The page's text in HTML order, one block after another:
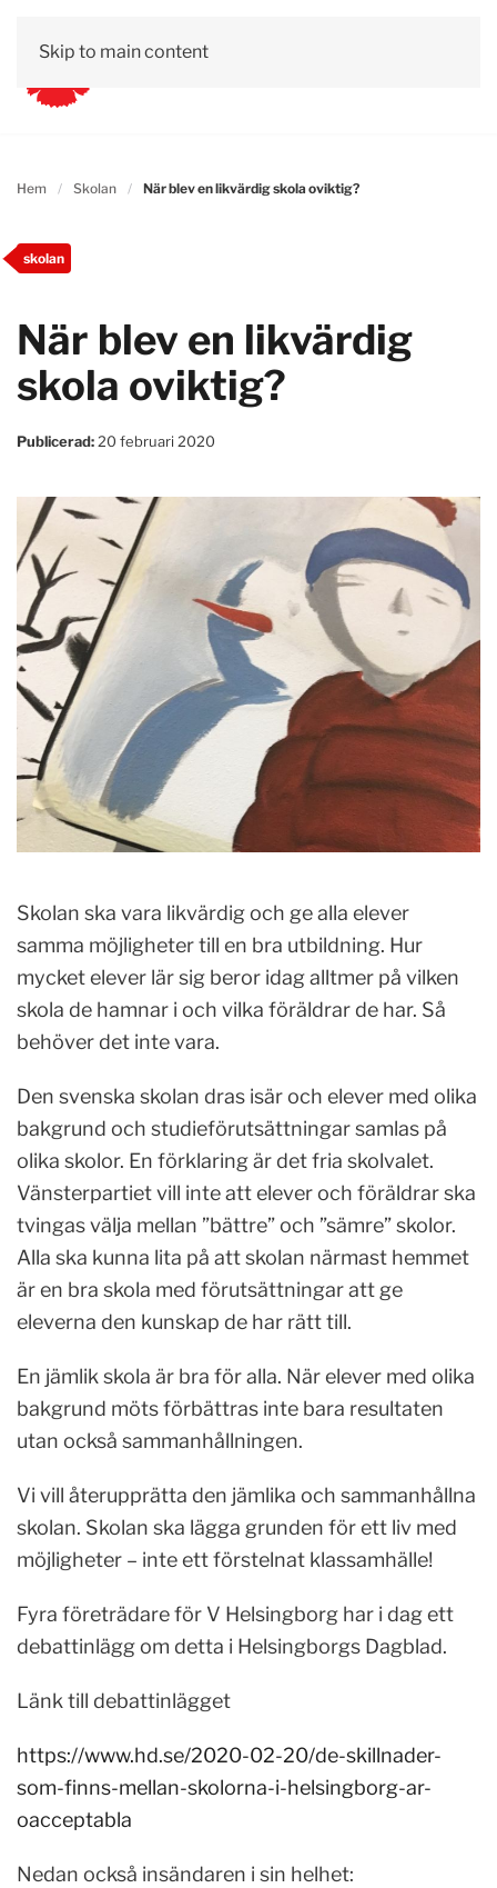
Skip to main content
Hem Skolan När blev en likvärdig skola oviktig?
skolan
När blev en likvärdig
skola oviktig?
Publicerad: 20 februari 2020
Skolan ska vara likvärdig och ge alla elever
samma möjligheter till en bra utbildning. Hur
mycket elever lär sig beror idag alltmer på vilken
skola de hamnar i och vilka föräldrar de har. Så
behöver det inte vara.
Den svenska skolan dras isär och elever med olika
bakgrund och studieförutsättningar samlas på
olika skolor. En förklaring är det fria skolvalet.
Vänsterpartiet vill inte att elever och föräldrar ska
tvingas välja mellan ”bättre” och ”sämre” skolor.
Alla ska kunna lita på att skolan närmast hemmet
är en bra skola med förutsättningar att ge
eleverna den kunskap de har rätt till.
En jämlik skola är bra för alla. När elever med olika
bakgrund möts förbättras inte bara resultaten
utan också sammanhållningen.
Vi vill återupprätta den jämlika och sammanhållna
skolan. Skolan ska lägga grunden för ett liv med
möjligheter – inte ett förstelnat klassamhälle!
Fyra företrädare för V Helsingborg har i dag ett
debattinlägg om detta i Helsingborgs Dagblad.
Länk till debattinlägget
https://www.hd.se/2020-02-20/de-skillnader-
som-finns-mellan-skolorna-i-helsingborg-ar-
oacceptabla
Nedan också insändaren i sin helhet: